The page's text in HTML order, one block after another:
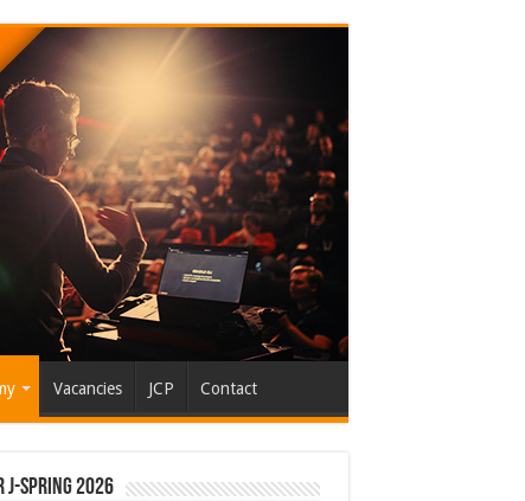
Vacancies JCP Contact
J-Spring 2026